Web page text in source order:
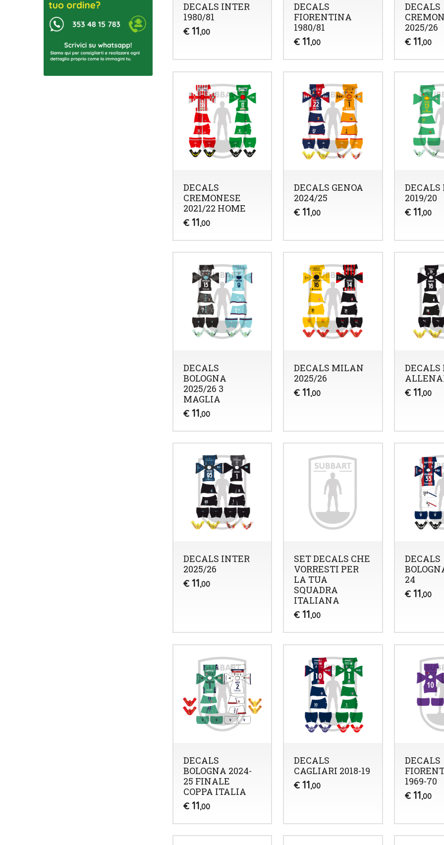
DECALS INTER
1980/81
€ 11,00
DECALS
FIORENTINA
1980/81
€ 11,00
DECALS
2025/26
€ 11,00
DECALS
CREMONESE
2021/22 HOME
€ 11,00
DECALS GENOA
2024/25
€ 11,00
DECALS
2019/20
€ 11,00
DECALS
BOLOGNA
2025/26 3
MAGLIA
€ 11,00
DECALS MILAN
2025/26
€ 11,00 € 11,00
DECALS INTER
2025/26
€ 11,00
SET DECALS CHE
VORRESTI PER
LA TUA
SQUADRA
ITALIANA
€ 11,00
DECALS
24
€ 11,00
DECALS
BOLOGNA 2024-
25 FINALE
COPPA ITALIA
€ 11,00
DECALS
CAGLIARI 2018-19
€ 11,00
DECALS
1969-70
€ 11,00